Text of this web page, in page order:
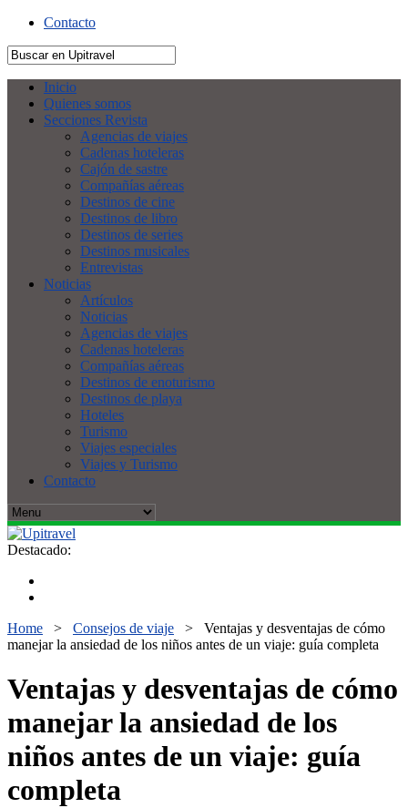
Contacto
Inicio
Quienes somos
Secciones Revista
Agencias de viajes
Cadenas hoteleras
Cajón de sastre
Compañías aéreas
Destinos de cine
Destinos de libro
Destinos de series
Destinos musicales
Entrevistas
Noticias
Artículos
Noticias
Agencias de viajes
Cadenas hoteleras
Compañías aéreas
Destinos de enoturismo
Destinos de playa
Hoteles
Turismo
Viajes especiales
Viajes y Turismo
Contacto
Destacado:
Home > Consejos de viaje > Ventajas y desventajas de cómo
manejar la ansiedad de los niños antes de un viaje: guía completa
Ventajas y desventajas de cómo
manejar la ansiedad de los
niños antes de un viaje: guía
completa